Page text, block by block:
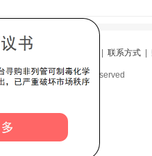
| 版权隐私 联系方式|
冀公网安备13098402000099号
务百姓生活-All Rights Reserved